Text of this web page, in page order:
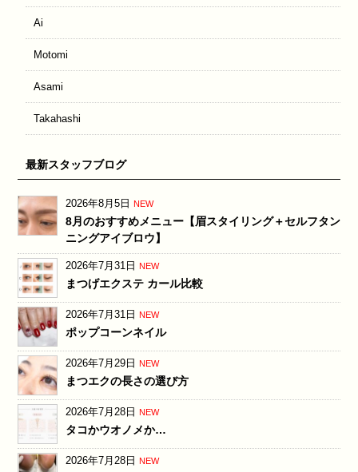
Ai
Motomi
Asami
Takahashi
最新スタッフブログ
2026年8月5日 NEW
8月のおすすめメニュー【眉スタイリング＋セルフタン
ニングアイブロウ】
2026年7月31日 NEW
まつげエクステ カール比較
2026年7月31日 NEW
ポップコーンネイル
2026年7月29日 NEW
まつエクの長さの選び方
2026年7月28日 NEW
タコかウオノメか…
2026年7月28日 NEW